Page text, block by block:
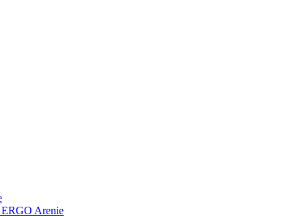
Arenie